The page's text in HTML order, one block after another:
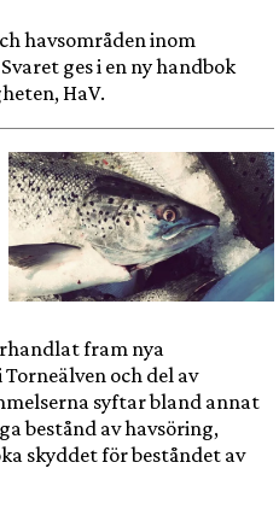
havsområden inom
ges i en ny handbok
HaV.
fram nya
och del av
syftar bland annat
bestånd av havsöring,
skyddet för beståndet av